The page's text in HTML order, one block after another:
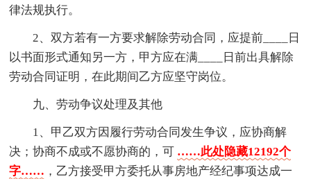
律法规执行。
2、双方若有一方要求解除劳动合同，应提前____日
以书面形式通知另一方，甲方应在满____日前出具解除
劳动合同证明，在此期间乙方应坚守岗位。
九、劳动争议处理及其他
1、甲乙双方因履行劳动合同发生争议，应协商解
决；协商不成或不愿协商的，可 ……此处隐藏12192个
字…… ，乙方接受甲方委托从事房地产经纪事项达成一